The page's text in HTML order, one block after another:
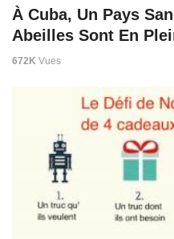
À Cuba, Un Pays
Abeilles Sont En
672K Vues